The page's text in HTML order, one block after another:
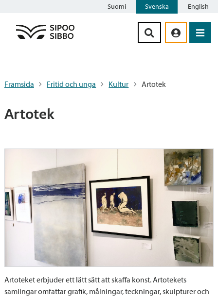
Suomi Svenska English
Framsida Fritid och unga Kultur Artotek
Artotek
Artoteket erbjuder ett lätt sätt att skaffa konst. Artotekets
samlingar omfattar grafik, målningar, teckningar, skulpturer och